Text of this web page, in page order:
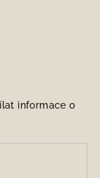
informace o